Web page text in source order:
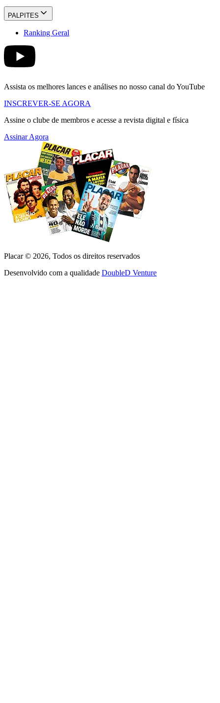
PALPITES
Ranking Geral
Assista os melhores lances e análises no nosso canal do YouTube
INSCREVER-SE AGORA
Assine o clube de membros e acesse a revista digital e física
Assinar Agora
Placar © 2026, Todos os direitos reservados
Desenvolvido com a qualidade DoubleD Venture